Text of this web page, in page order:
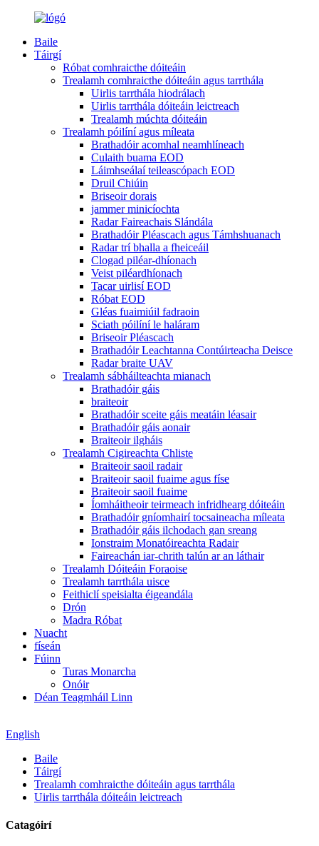
Baile
Táirgí
Róbat comhraicthe dóiteáin
Trealamh comhraicthe dóiteáin agus tarrthála
Uirlis tarrthála hiodrálach
Uirlis tarrthála dóiteáin leictreach
Trealamh múchta dóiteáin
Trealamh póilíní agus míleata
Brathadóir acomhal neamhlíneach
Culaith buama EOD
Láimhseálaí teileascópach EOD
Druil Chiúin
Briseoir dorais
jammer minicíochta
Radar Faireachais Slándála
Brathadóir Pléascach agus Támhshuanach
Radar trí bhalla a fheiceáil
Clogad piléar-dhíonach
Veist piléardhíonach
Tacar uirlisí EOD
Róbat EOD
Gléas fuaimiúil fadraoin
Sciath póilíní le haláram
Briseoir Pléascach
Brathadóir Leachtanna Contúirteacha Deisce
Radar braite UAV
Trealamh sábháilteachta mianach
Brathadóir gáis
braiteoir
Brathadóir sceite gáis meatáin léasair
Brathadóir gáis aonair
Braiteoir ilgháis
Trealamh Cigireachta Chliste
Braiteoir saoil radair
Braiteoir saoil fuaime agus físe
Braiteoir saoil fuaime
Íomháitheoir teirmeach infridhearg dóiteáin
Brathadóir gníomhairí tocsaineacha míleata
Brathadóir gáis ilchodach gan sreang
Ionstraim Monatóireachta Radair
Faireachán iar-chrith talún ar an láthair
Trealamh Dóiteáin Foraoise
Trealamh tarrthála uisce
Feithiclí speisialta éigeandála
Drón
Madra Róbat
Nuacht
físeán
Fúinn
Turas Monarcha
Onóir
Déan Teagmháil Linn
English
Baile
Táirgí
Trealamh comhraicthe dóiteáin agus tarrthála
Uirlis tarrthála dóiteáin leictreach
Catagóirí